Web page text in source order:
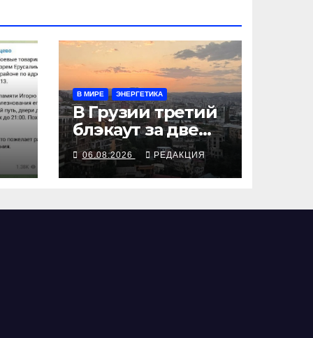
В МИРЕ ЭНЕРГЕТИКА
В Грузии третий
блэкаут за две
недели
06.08.2026 РЕДАКЦИЯ